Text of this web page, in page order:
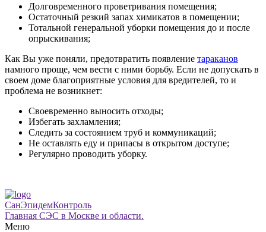
Долговременного проветривания помещения;
Остаточный резкий запах химикатов в помещении;
Тотальной генеральной уборки помещения до и после
опрыскивания;
Как Вы уже поняли, предотвратить появление тараканов
намного проще, чем вести с ними борьбу. Если не допускать в
своем доме благоприятные условия для вредителей, то и
проблема не возникнет:
Своевременно выносить отходы;
Избегать захламления;
Следить за состоянием труб и коммуникаций;
Не оставлять еду и припасы в открытом доступе;
Регулярно проводить уборку.
СанЭпидемКонтроль
Главная СЭС в Москве и области.
Меню